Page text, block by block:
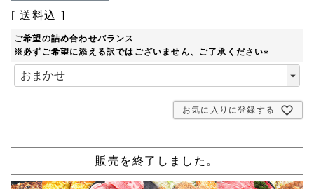
送料込
ご希望の詰め合わせバランス
※必ずご希望に添える訳ではございません、ご了承ください
)
お気に入りに登録する
販売を終了しました。